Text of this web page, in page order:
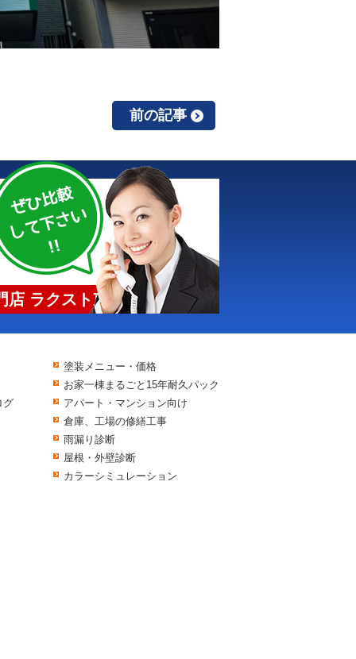
前の記事
店 ラクスト東京
グ
塗装メニュー・価格
お家一棟まるごと15年耐久パック
アパート・マンション向け
倉庫、工場の修繕工事
雨漏り診断
屋根・外壁診断
カラーシミュレーション